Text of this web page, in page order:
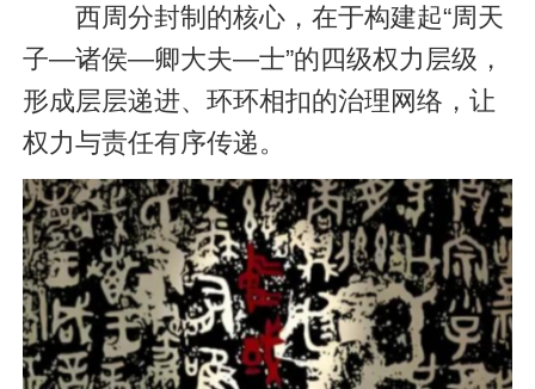
西周分封制的核心，在于构建起“周天
子—诸侯—卿大夫—士”的四级权力层级，
形成层层递进、环环相扣的治理网络，让
权力与责任有序传递。